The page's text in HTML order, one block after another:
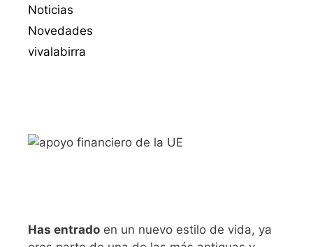
Noticias
Novedades
vivalabirra
Has entrado en un nuevo estilo de vida, ya